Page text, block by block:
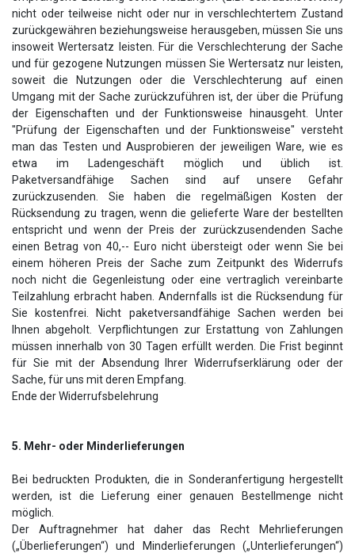
nicht oder teilweise nicht oder nur in verschlechtertem Zustand
zurückgewähren beziehungsweise herausgeben, müssen Sie uns
insoweit Wertersatz leisten. Für die Verschlechterung der Sache
und für gezogene Nutzungen müssen Sie Wertersatz nur leisten,
soweit die Nutzungen oder die Verschlechterung auf einen
Umgang mit der Sache zurückzuführen ist, der über die Prüfung
der Eigenschaften und der Funktionsweise hinausgeht. Unter
"Prüfung der Eigenschaften und der Funktionsweise" versteht
man das Testen und Ausprobieren der jeweiligen Ware, wie es
etwa im Ladengeschäft möglich und üblich ist.
Paketversandfähige Sachen sind auf unsere Gefahr
zurückzusenden. Sie haben die regelmäßigen Kosten der
Rücksendung zu tragen, wenn die gelieferte Ware der bestellten
entspricht und wenn der Preis der zurückzusendenden Sache
einen Betrag von 40,-- Euro nicht übersteigt oder wenn Sie bei
einem höheren Preis der Sache zum Zeitpunkt des Widerrufs
noch nicht die Gegenleistung oder eine vertraglich vereinbarte
Teilzahlung erbracht haben. Andernfalls ist die Rücksendung für
Sie kostenfrei. Nicht paketversandfähige Sachen werden bei
Ihnen abgeholt. Verpflichtungen zur Erstattung von Zahlungen
müssen innerhalb von 30 Tagen erfüllt werden. Die Frist beginnt
für Sie mit der Absendung Ihrer Widerrufserklärung oder der
Sache, für uns mit deren Empfang.
Ende der Widerrufsbelehrung
5. Mehr- oder Minderlieferungen
Bei bedruckten Produkten, die in Sonderanfertigung hergestellt
werden, ist die Lieferung einer genauen Bestellmenge nicht
möglich.
Der Auftragnehmer hat daher das Recht Mehrlieferungen
(„Überlieferungen“) und Minderlieferungen („Unterlieferungen“)